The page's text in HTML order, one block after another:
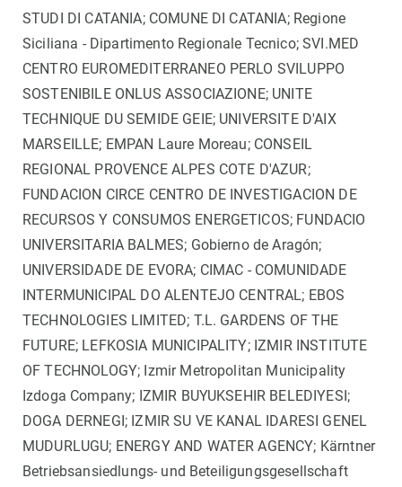
STUDI DI CATANIA; COMUNE DI CATANIA; Regione
Siciliana - Dipartimento Regionale Tecnico; SVI.MED
CENTRO EUROMEDITERRANEO PERLO SVILUPPO
SOSTENIBILE ONLUS ASSOCIAZIONE; UNITE
TECHNIQUE DU SEMIDE GEIE; UNIVERSITE D'AIX
MARSEILLE; EMPAN Laure Moreau; CONSEIL
REGIONAL PROVENCE ALPES COTE D'AZUR;
FUNDACION CIRCE CENTRO DE INVESTIGACION DE
RECURSOS Y CONSUMOS ENERGETICOS; FUNDACIO
UNIVERSITARIA BALMES; Gobierno de Aragón;
UNIVERSIDADE DE EVORA; CIMAC - COMUNIDADE
INTERMUNICIPAL DO ALENTEJO CENTRAL; EBOS
TECHNOLOGIES LIMITED; T.L. GARDENS OF THE
FUTURE; LEFKOSIA MUNICIPALITY; IZMIR INSTITUTE
OF TECHNOLOGY; Izmir Metropolitan Municipality
Izdoga Company; IZMIR BUYUKSEHIR BELEDIYESI;
DOGA DERNEGI; IZMIR SU VE KANAL IDARESI GENEL
MUDURLUGU; ENERGY AND WATER AGENCY; Kärntner
Betriebsansiedlungs- und Beteiligungsgesellschaft